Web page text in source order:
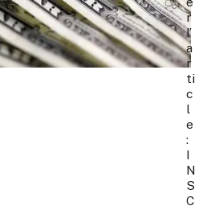
r
l’
a
r
ti
c
l
e
:
I
N
S
C